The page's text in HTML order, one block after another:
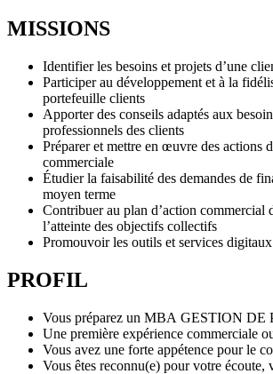
MISSIONS
Identifier les besoins et projets d’une
Participer au développement et à la
portefeuille clients
Apporter des conseils adaptés aux
professionnels des clients
Préparer et mettre en œuvre des actions
commerciale
Étudier la faisabilité des demandes de
moyen terme
Contribuer au plan d’action commercial
l’atteinte des objectifs collectifs
Promouvoir les outils et services
PROFIL
Vous préparez un MBA GESTION DE
Une première expérience commerciale
Vous avez une forte appétence pour le
Vous êtes reconnu(e) pour votre écoute,